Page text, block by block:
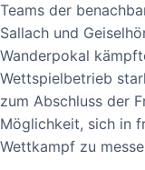
Teams der
Sallach und
Wanderpokal
Wettspielbetrieb
zum Abschluss der
Möglichkeit, sich in
Wettkampf zu